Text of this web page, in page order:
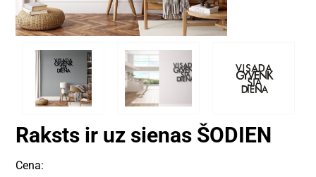
Raksts ir uz sienas ŠODIEN
Cena: